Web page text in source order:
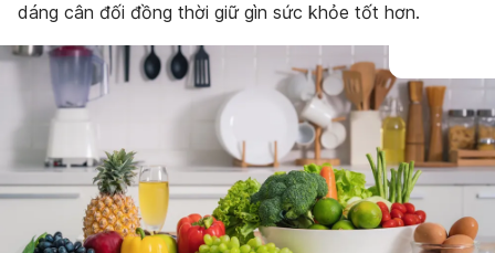
dáng cân đối đồng thời giữ gìn sức khỏe tốt hơn.